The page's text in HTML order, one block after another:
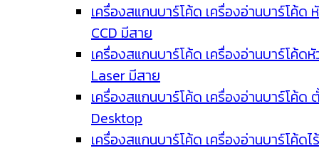
เครื่องสแกนบาร์โค้ด เครื่องอ่านบาร์โค้ด
CCD มีสาย
เครื่องสแกนบาร์โค้ด เครื่องอ่านบาร์โค้ด
Laser มีสาย
เครื่องสแกนบาร์โค้ด เครื่องอ่านบาร์โค้ด
Desktop
เครื่องสแกนบาร์โค้ด เครื่องอ่านบาร์โค้ดไ